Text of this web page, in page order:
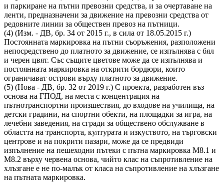
и паркиране на пътни превозни средства, и за очертаване на
ленти, предназначени за движение на превозни средства от
редовните линии за обществен превоз на пътници.
(4) (Изм. - ДВ, бр. 34 от 2015 г., в сила от 18.05.2015 г.)
Постоянната маркировка на пътни съоръжения, разположени
непосредствено до платното за движение, се изпълнява с бял
и черен цвят. Със същите цветове може да се изпълнява и
постоянната маркировка на открити бордюри, които
ограничават острови върху платното за движение.
(5) (Нова - ДВ, бр. 32 от 2019 г.) С проекта, разработен въз
основа на ГПОД, на места с концентрация на
пътнотранспортни произшествия, до входове на училища, на
детски градини, на спортни обекти, на площадки за игра, на
лечебни заведения, на сгради за обществено обслужване в
областта на транспорта, културата и изкуството, на търговски
центрове и на покрити пазари, може да се предвиди
изпълнение на пешеходни пътеки с пътна маркировка М8.1 и
М8.2 върху червена основа, чийто клас на съпротивление на
хлъзгане е не по-малък от класа на съпротивление на хлъзгане
на пътната маркировка.